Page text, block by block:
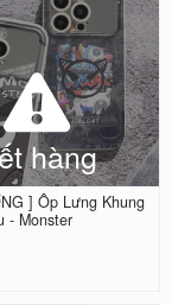
hàng
] Ốp Lưng Khung
- Monster